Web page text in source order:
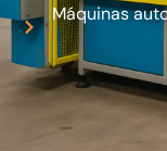
Máquinas